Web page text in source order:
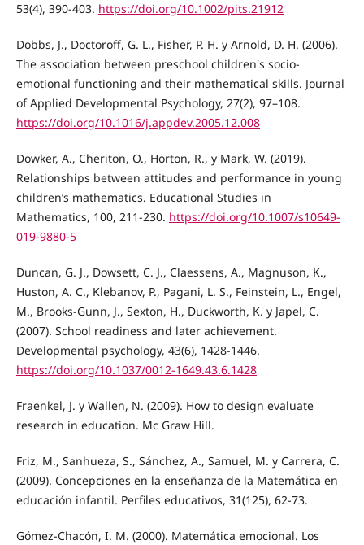
53(4), 390-403. https://doi.org/10.1002/pits.21912
Dobbs, J., Doctoroff, G. L., Fisher, P. H. y Arnold, D. H. (2006).
The association between preschool children's socio-
emotional functioning and their mathematical skills. Journal
of Applied Developmental Psychology, 27(2), 97–108.
https://doi.org/10.1016/j.appdev.2005.12.008
Dowker, A., Cheriton, O., Horton, R., y Mark, W. (2019).
Relationships between attitudes and performance in young
children’s mathematics. Educational Studies in
Mathematics, 100, 211-230. https://doi.org/10.1007/s10649-
019-9880-5
Duncan, G. J., Dowsett, C. J., Claessens, A., Magnuson, K.,
Huston, A. C., Klebanov, P., Pagani, L. S., Feinstein, L., Engel,
M., Brooks-Gunn, J., Sexton, H., Duckworth, K. y Japel, C.
(2007). School readiness and later achievement.
Developmental psychology, 43(6), 1428-1446.
https://doi.org/10.1037/0012-1649.43.6.1428
Fraenkel, J. y Wallen, N. (2009). How to design evaluate
research in education. Mc Graw Hill.
Friz, M., Sanhueza, S., Sánchez, A., Samuel, M. y Carrera, C.
(2009). Concepciones en la enseñanza de la Matemática en
educación infantil. Perfiles educativos, 31(125), 62-73.
Gómez-Chacón, I. M. (2000). Matemática emocional. Los